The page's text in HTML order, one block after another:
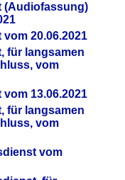
(Audiofassung)
20.06.2021
für langsamen
vom
13.06.2021
für langsamen
vom
vom